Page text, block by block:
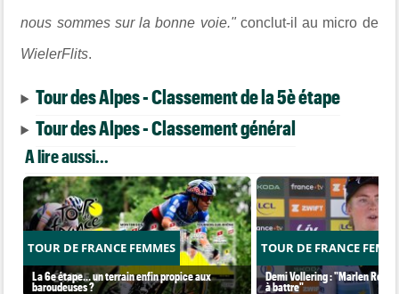
nous sommes sur la bonne voie."conclut-il au micro de
WielerFlits.
Tour des Alpes - Classement de la 5è étape
Tour des Alpes - Classement général
A lire aussi...
TOUR DE FRANCE FEMMES
La 6e étape… un terrain enfin propice aux
baroudeuses ?
TOUR DE FRANCE
Demi Vollering : "Marlen
à battre"